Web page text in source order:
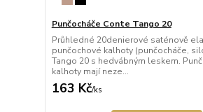
Punčocháče Conte Tango 20
Průhledné 20denierové saténově
punčochové kalhoty (punčocháče,
Tango 20 s hedvábným leskem.
kalhoty mají neze...
163 Kč/ks